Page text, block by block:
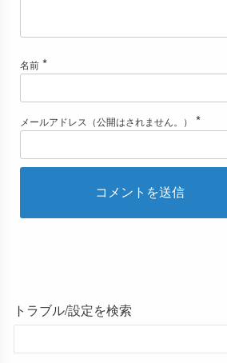
名前 *
メールアドレス（公開はされません。） *
トラブル/設定を検索